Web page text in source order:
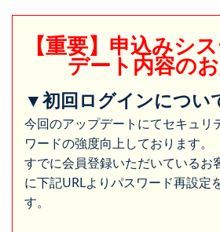
【重要】申込みシ
デート内容の
▼初回ログインについ
今回のアップデートにてセキュリ
ワードの強度向上しております。
すでに会員登録いただいているお
に下記URLよりパスワード再設定
す。